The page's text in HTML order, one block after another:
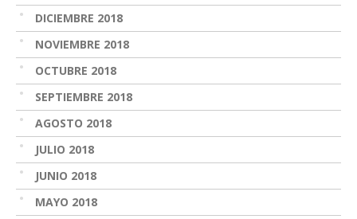
DICIEMBRE 2018
NOVIEMBRE 2018
OCTUBRE 2018
SEPTIEMBRE 2018
AGOSTO 2018
JULIO 2018
JUNIO 2018
MAYO 2018